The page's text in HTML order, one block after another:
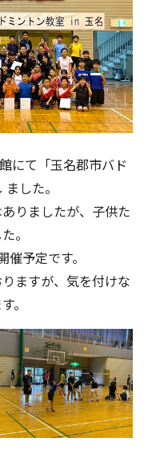
にて「玉名郡市バド
した。
りましたが、子供た
。
予定です。
ますが、気を付けな
。